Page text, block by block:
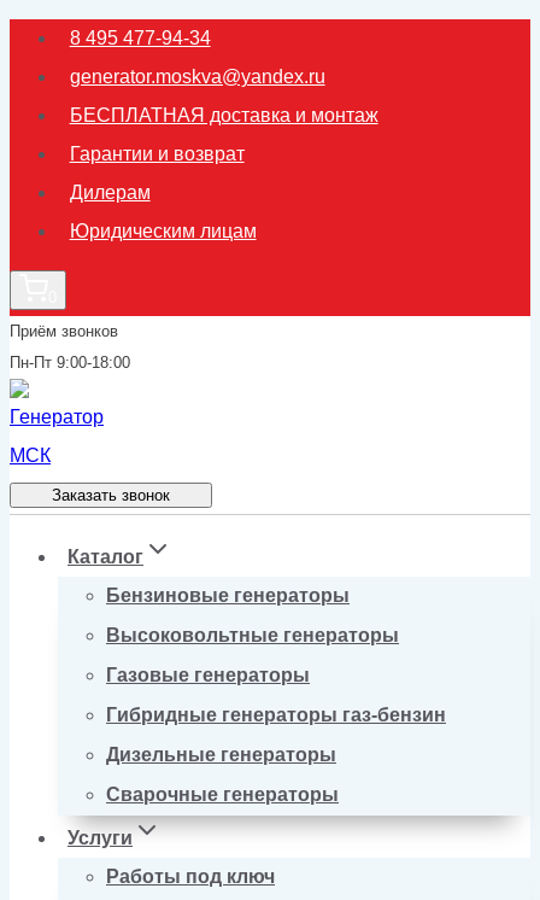
Перейти
содержимому
8 495 477-94-34
generator.moskva@yandex.ru
БЕСПЛАТНАЯ доставка и монтаж
Гарантии и возврат
Дилерам
Юридическим лицам
Приём звонков
Пн-Пт 9:00-18:00
Заказать звонок
Каталог
Бензиновые генераторы
Высоковольтные генераторы
Газовые генераторы
Гибридные генераторы газ-бензин
Дизельные генераторы
Сварочные генераторы
Услуги
Работы под ключ